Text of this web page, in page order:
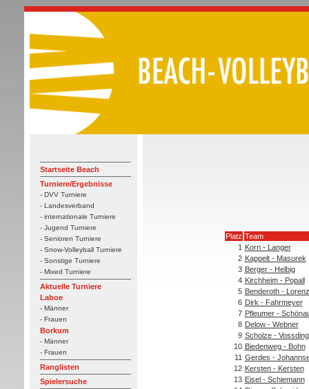
Startseite Beach
Turniere/Ergebnisse
- DVV Turniere
- Landesverband
- internationale Turniere
- Jugend Turniere
- Senioren Turniere
- Snow-Volleyball Turniere
- Sonstige Turniere
- Mixed Turniere
Aktuelle Turniere
Laboe
- Männer
- Frauen
Borkum
- Männer
- Frauen
Ranglisten
Spielersuche
Platz Team
1 Korn - Langer
2 Kappelt - Masurek
3 Berger - Helbig
4 Kirchheim - Popall
5 Benderoth - Lorenz
6 Dirk - Fahrmeyer
7 Pfleumer -
8 Delow - Webner
9 Scholze - Vossding
10 Biedenweg - Bohn
11 Gerdes -
12 Kersten - Kersten
13 Eisel - Schiemann